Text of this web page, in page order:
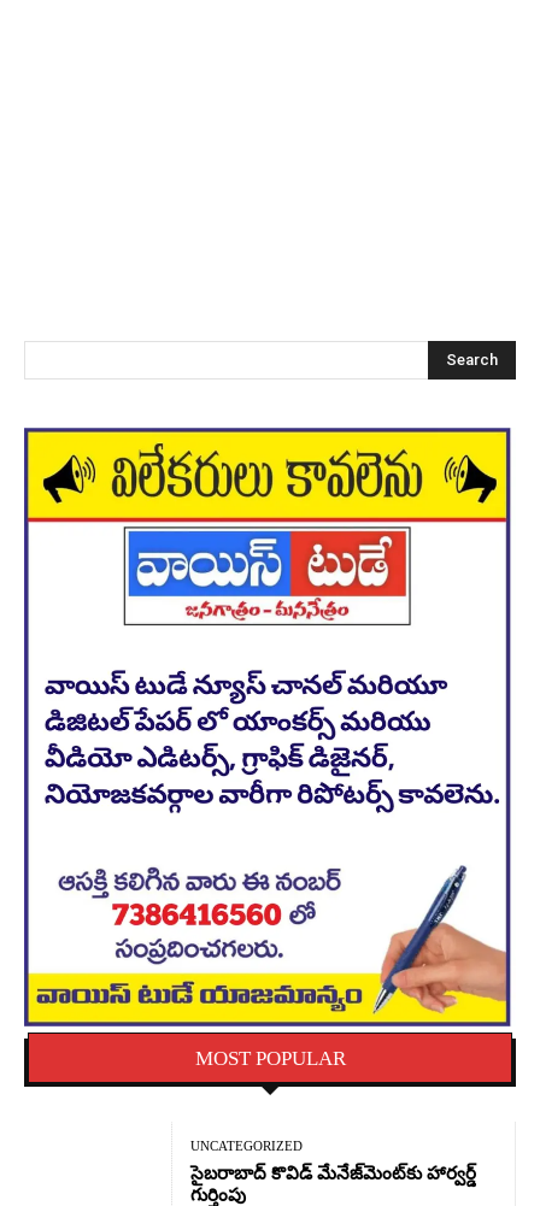
Search
MOST POPULAR
UNCATEGORIZED
సైబరాబాద్‌ కొవిడ్‌ మేనేజ్‌మెంట్‌కు హార్వర్డ్‌
గుర్తింపు